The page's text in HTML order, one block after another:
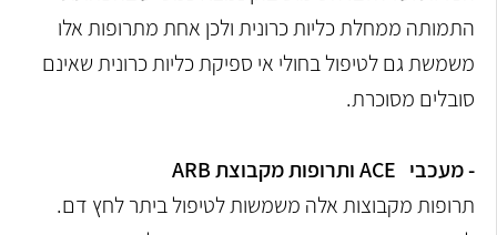
התמותה ממחלת כליות כרונית ולכן אחתמתרופות אלו
משמשת גם לטיפול בחולי אי ספיקת כליות כרונית שאינם
סובלים מסוכרת.
- מעכבי ACEותרופות מקבוצתARB
תרופות מקבוצות אלה משמשות לטיפול ביתר לחץ דם.